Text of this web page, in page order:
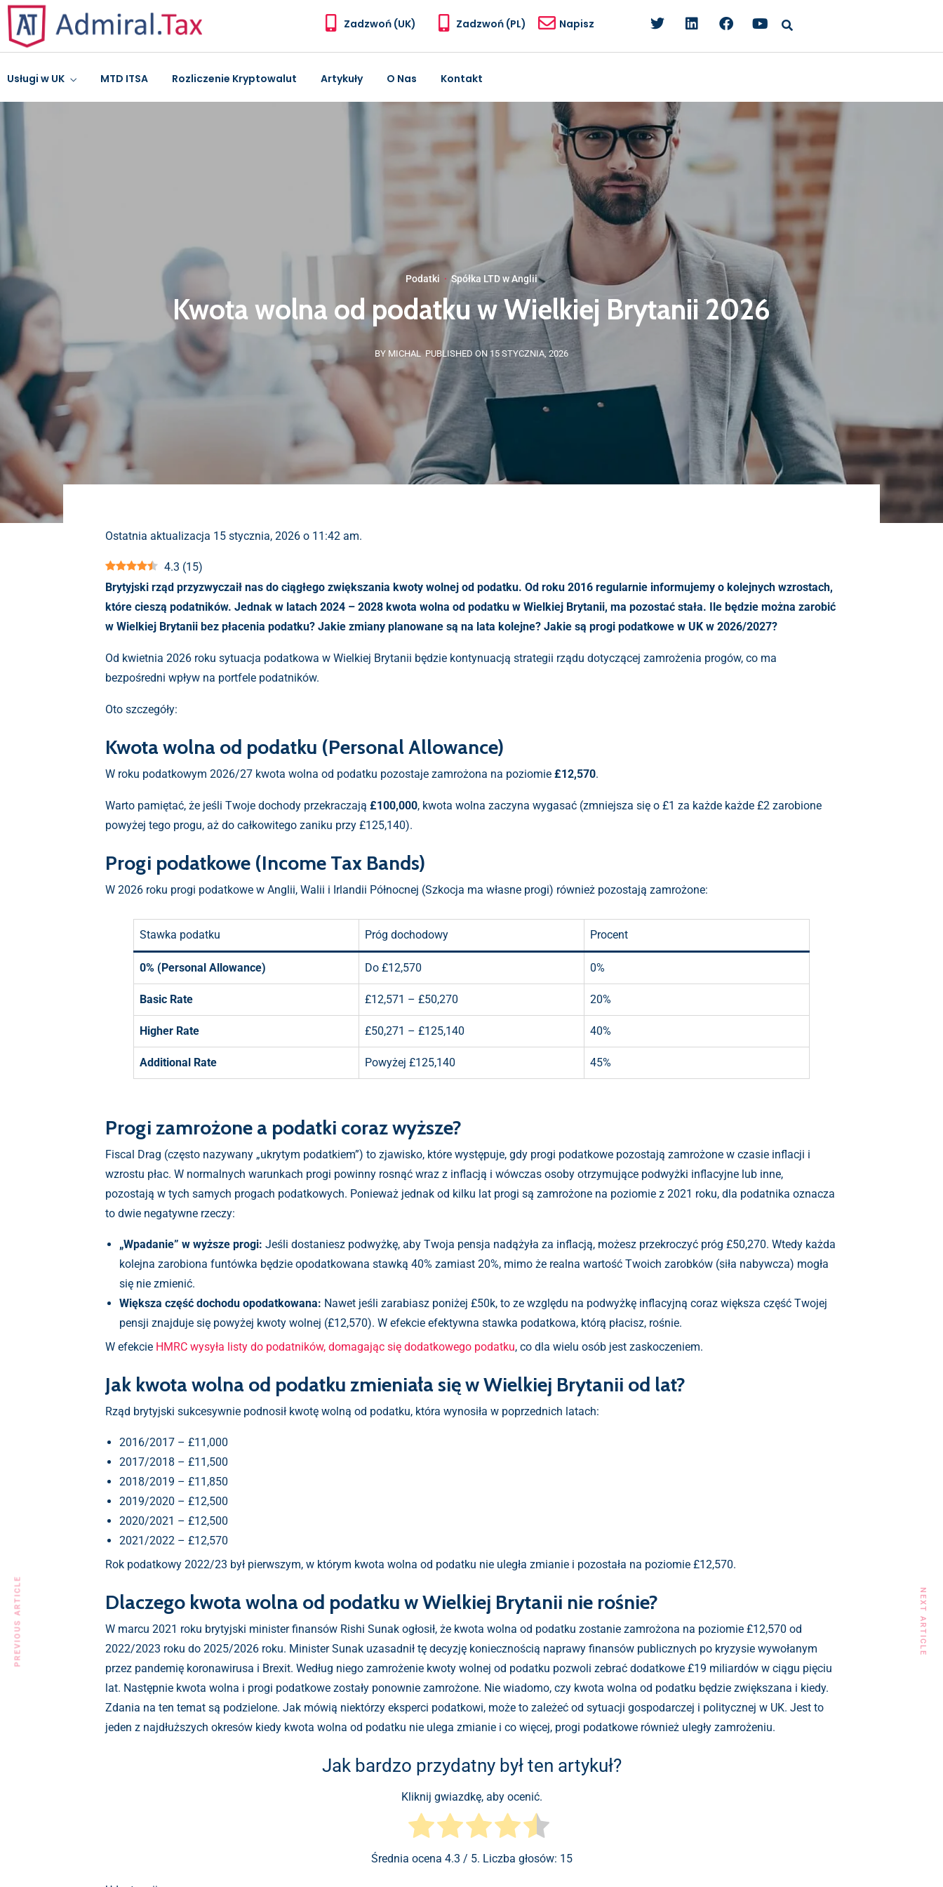
Zadzwoń (UK) Zadzwoń (PL) Napisz
Usługi w UK MTD ITSA Rozliczenie Kryptowalut Artykuły O Nas Kontakt
Podatki ·Spółka LTD w Anglii
Kwota wolna od podatku w Wielkiej Brytanii 2026
BY MICHAL PUBLISHED ON 15 STYCZNIA, 2026
Ostatnia aktualizacja 15 stycznia, 2026 o 11:42 am.
4.3 (15)
Brytyjski rząd przyzwyczaił nas do ciągłego zwiększania kwoty wolnej od podatku. Od roku 2016 regularnie informujemy o kolejnych wzrostach,
które cieszą podatników. Jednak w latach 2024 – 2028 kwota wolna od podatku w Wielkiej Brytanii, ma pozostać stała. Ile będzie można zarobić
w Wielkiej Brytanii bez płacenia podatku? Jakie zmiany planowane są na lata kolejne? Jakie są progi podatkowe w UK w 2026/2027?
Od kwietnia 2026 roku sytuacja podatkowa w Wielkiej Brytanii będzie kontynuacją strategii rządu dotyczącej zamrożenia progów, co ma
bezpośredni wpływ na portfele podatników.
Oto szczegóły:
Kwota wolna od podatku (Personal Allowance)
W roku podatkowym 2026/27 kwota wolna od podatku pozostaje zamrożona na poziomie £12,570.
Warto pamiętać, że jeśli Twoje dochody przekraczają £100,000, kwota wolna zaczyna wygasać (zmniejsza się o £1 za każde każde £2 zarobione
powyżej tego progu, aż do całkowitego zaniku przy £125,140).
Progi podatkowe (Income Tax Bands)
W 2026 roku progi podatkowe w Anglii, Walii i Irlandii Północnej (Szkocja ma własne progi) również pozostają zamrożone:
Stawka podatku Próg dochodowy Procent
0% (Personal Allowance) Do £12,570 0%
Basic Rate £12,571 – £50,270 20%
Higher Rate £50,271 – £125,140 40%
Additional Rate Powyżej £125,140 45%
Progi zamrożone a podatki coraz wyższe?
Fiscal Drag (często nazywany „ukrytym podatkiem”) to zjawisko, które występuje, gdy progi podatkowe pozostają zamrożone w czasie inflacji i
wzrostu płac. W normalnych warunkach progi powinny rosnąć wraz z inflacją i wówczas osoby otrzymujące podwyżki inflacyjne lub inne,
pozostają w tych samych progach podatkowych. Ponieważ jednak od kilku lat progi są zamrożone na poziomie z 2021 roku, dla podatnika oznacza
to dwie negatywne rzeczy:
„Wpadanie” w wyższe progi: Jeśli dostaniesz podwyżkę, aby Twoja pensja nadążyła za inflacją, możesz przekroczyć próg £50,270. Wtedy każda
kolejna zarobiona funtówka będzie opodatkowana stawką 40% zamiast 20%, mimo że realna wartość Twoich zarobków (siła nabywcza) mogła
się nie zmienić.
Większa część dochodu opodatkowana: Nawet jeśli zarabiasz poniżej £50k, to ze względu na podwyżkę inflacyjną coraz większa część Twojej
pensji znajduje się powyżej kwoty wolnej (£12,570). W efekcie efektywna stawka podatkowa, którą płacisz, rośnie.
W efekcie HMRC wysyła listy do podatników, domagając się dodatkowego podatku, co dla wielu osób jest zaskoczeniem.
Jak kwota wolna od podatku zmieniała się w Wielkiej Brytanii od lat?
Rząd brytyjski sukcesywnie podnosił kwotę wolną od podatku, która wynosiła w poprzednich latach:
2016/2017 – £11,000
2017/2018 – £11,500
2018/2019 – £11,850
2019/2020 – £12,500
2020/2021 – £12,500
2021/2022 – £12,570
Rok podatkowy 2022/23 był pierwszym, w którym kwota wolna od podatku nie uległa zmianie i pozostała na poziomie £12,570.
Dlaczego kwota wolna od podatku w Wielkiej Brytanii nie rośnie?
W marcu 2021 roku brytyjski minister finansów Rishi Sunak ogłosił, że kwota wolna od podatku zostanie zamrożona na poziomie £12,570 od
2022/2023 roku do 2025/2026 roku. Minister Sunak uzasadnił tę decyzję koniecznością naprawy finansów publicznych po kryzysie wywołanym
przez pandemię koronawirusa i Brexit. Według niego zamrożenie kwoty wolnej od podatku pozwoli zebrać dodatkowe £19 miliardów w ciągu pięciu
lat. Następnie kwota wolna i progi podatkowe zostały ponownie zamrożone. Nie wiadomo, czy kwota wolna od podatku będzie zwiększana i kiedy.
Zdania na ten temat są podzielone. Jak mówią niektórzy eksperci podatkowi, może to zależeć od sytuacji gospodarczej i politycznej w UK. Jest to
jeden z najdłuższych okresów kiedy kwota wolna od podatku nie ulega zmianie i co więcej, progi podatkowe również uległy zamrożeniu.
Jak bardzo przydatny był ten artykuł?
Kliknij gwiazdkę, aby ocenić.
Średnia ocena 4.3 / 5. Liczba głosów: 15
PREVIOUS ARTICLE NEXT ARTICLE